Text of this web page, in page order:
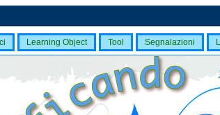
Learning Object Tool Segnalazioni